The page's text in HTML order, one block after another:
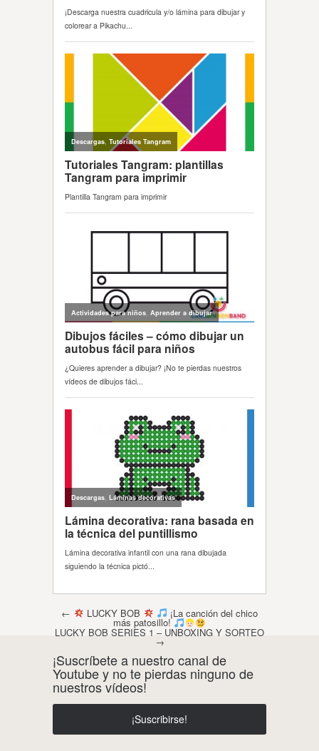
Post navigation
← LUCKY BOB ¡La canción del chico
más patosillo!
LUCKY BOB SERIES 1 – UNBOXING Y SORTEO
→
¡Suscríbete a nuestro canal de
Youtube y no te pierdas ninguno de
nuestros vídeos!
¡Suscribirse!